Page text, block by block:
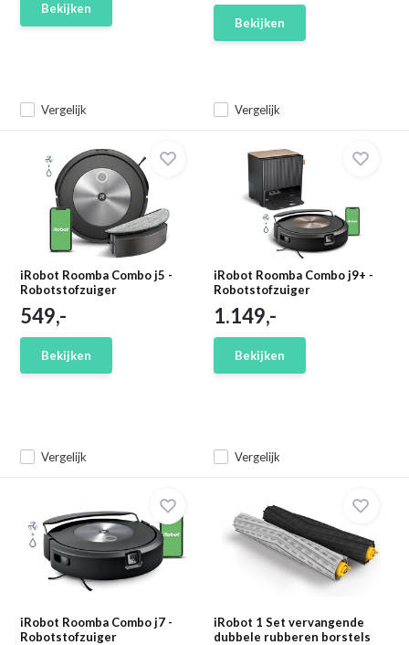
Vergelijk
Bekijken
Vergelijk
Bekijken
iRobot Roomba Combo j5 -
Robotstofzuiger
Vergelijk
549,-
Bekijken
iRobot Roomba Combo j9+ -
Robotstofzuiger
Vergelijk
1.149,-
Bekijken
iRobot Roomba Combo j7 -
Robotstofzuiger
iRobot 1 Set vervangende
dubbele rubberen borstels